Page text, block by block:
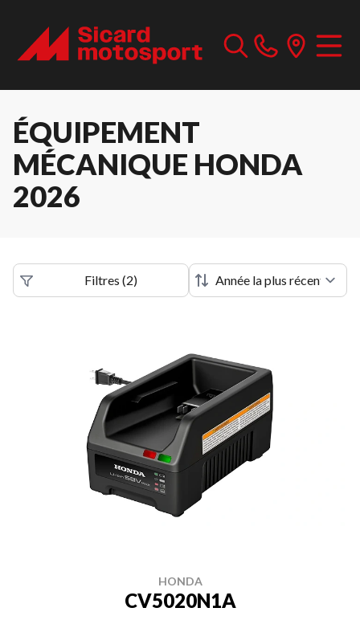
ÉQUIPEMENT
MÉCANIQUE HONDA
2026
Filtres (2)
HONDA
CV5020N1A